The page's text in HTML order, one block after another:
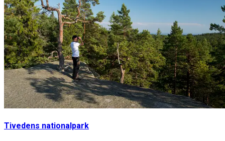
Tivedens nationalpark